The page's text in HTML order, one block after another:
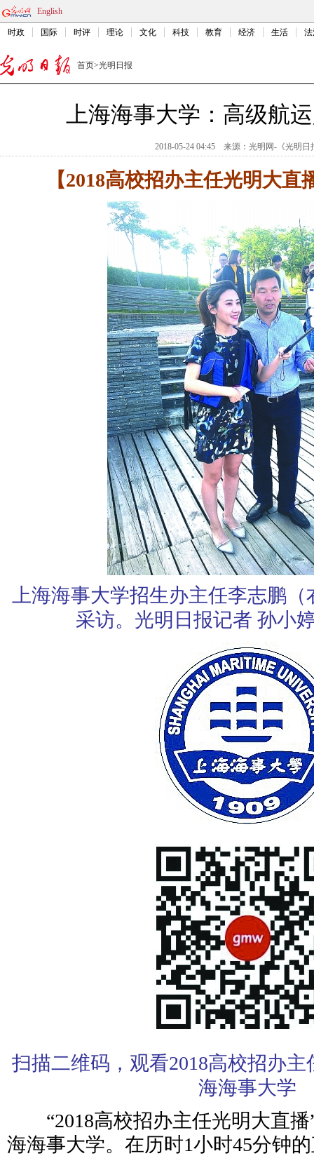
English
时政 国际 时评 理论 文化 科技 教育 经济 生活
首页>光明日报
上海海事大学：高级航
2018-05-24 04:45 来源： 光明网-《光明日
【2018高校招办主任光明大直
上海海事大学招生办主任李志鹏
采访。光明日报记者 孙小
扫描二维码，观看2018高校招办
海海事大学
“2018高校招办主任光明大直播
海海事大学。在历时1小时45分钟